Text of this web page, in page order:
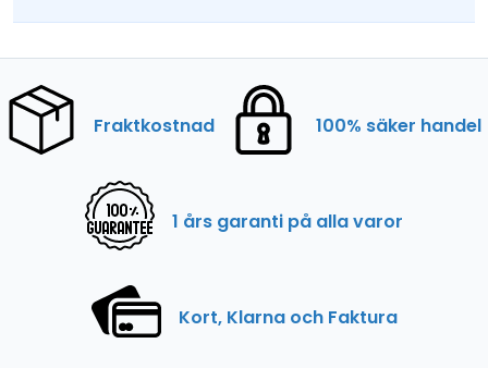
Fraktkostnad 100% säker handel
1 års garanti på alla varor
Kort, Klarna och Faktura